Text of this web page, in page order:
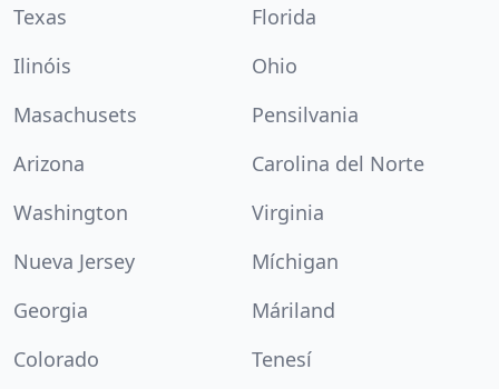
Texas
Florida
Ilinóis
Ohio
Masachusets
Pensilvania
Arizona
Carolina del Norte
Washington
Virginia
Nueva Jersey
Míchigan
Georgia
Máriland
Colorado
Tenesí